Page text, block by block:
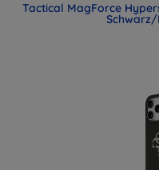
Tactical MagForce
Schwarz/